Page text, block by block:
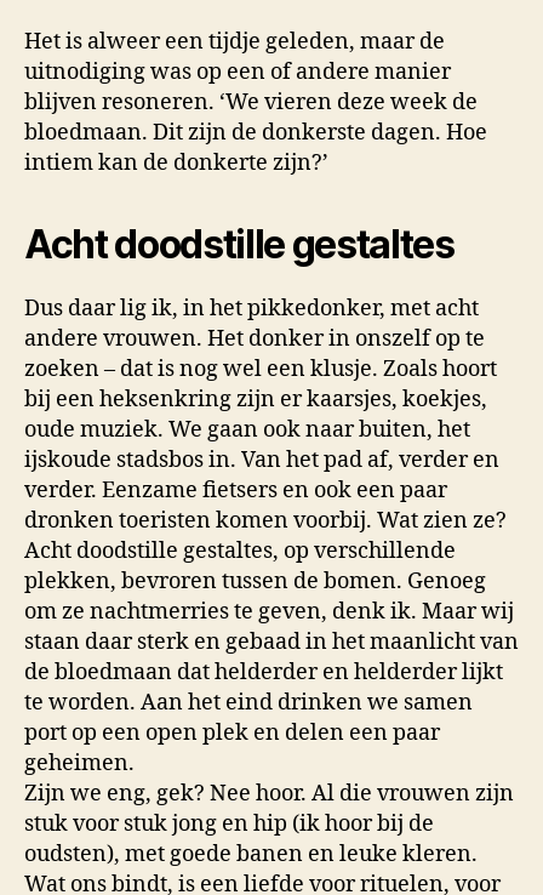
Het is alweer een tijdje geleden, maar de
uitnodiging was op een of andere manier
blijven resoneren. ‘We vieren deze week de
bloedmaan. Dit zijn de donkerste dagen. Hoe
intiem kan de donkerte zijn?’
Acht doodstille gestaltes
Dus daar lig ik, in het pikkedonker, met acht
andere vrouwen. Het donker in onszelf op te
zoeken – dat is nog wel een klusje. Zoals hoort
bij een heksenkring zijn er kaarsjes, koekjes,
oude muziek. We gaan ook naar buiten, het
ijskoude stadsbos in. Van het pad af, verder en
verder. Eenzame fietsers en ook een paar
dronken toeristen komen voorbij. Wat zien ze?
Acht doodstille gestaltes, op verschillende
plekken, bevroren tussen de bomen. Genoeg
om ze nachtmerries te geven, denk ik. Maar wij
staan daar sterk en gebaad in het maanlicht van
de bloedmaan dat helderder en helderder lijkt
te worden. Aan het eind drinken we samen
port op een open plek en delen een paar
geheimen.
Zijn we eng, gek? Nee hoor. Al die vrouwen zijn
stuk voor stuk jong en hip (ik hoor bij de
oudsten), met goede banen en leuke kleren.
Wat ons bindt, is een liefde voor rituelen, voor